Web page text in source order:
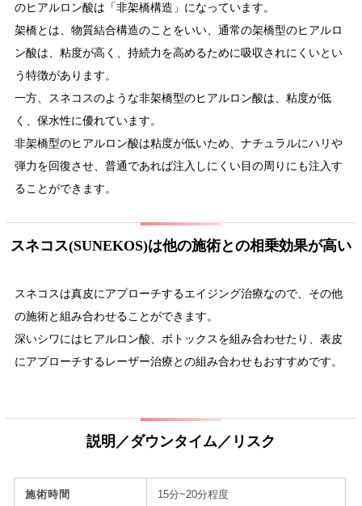
のヒアルロン酸は「非架橋構造」になっています。
架橋とは、物質結合構造のことをいい、通常の架橋型のヒアルロ
ン酸は、粘度が高く、持続力を高めるために吸収されにくいとい
う特徴があります。
一方、スネコスのような非架橋型のヒアルロン酸は、粘度が低
く、保水性に優れています。
非架橋型のヒアルロン酸は粘度が低いため、ナチュラルにハリや
弾力を回復させ、普通であれば注入しにくい目の周りにも注入す
ることができます。
スネコス(SUNEKOS)は他の施術との相乗効果が高い
スネコスは真皮にアプローチするエイジング治療なので、その他
の施術と組み合わせることができます。
深いシワにはヒアルロン酸、ボトックスを組み合わせたり、表皮
にアプローチするレーザー治療との組み合わせもおすすめです。
説明／ダウンタイム／リスク
施術時間 15分~20分程度